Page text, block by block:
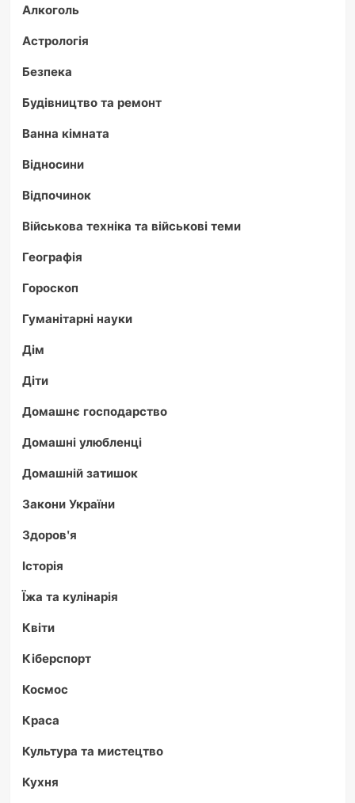
Алкоголь
Астрологія
Безпека
Будівництво та ремонт
Ванна кімната
Відносини
Відпочинок
Військова техніка та військові теми
Географія
Гороскоп
Гуманітарні науки
Дім
Діти
Домашнє господарство
Домашні улюбленці
Домашній затишок
Закони України
Здоров'я
Історія
Їжа та кулінарія
Квіти
Кіберспорт
Космос
Краса
Культура та мистецтво
Кухня